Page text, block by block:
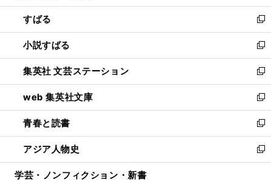
開
く
ウ
で
開
く
ン
ド
ウ
で
開
く
すばる
新
し
い
ウ
ィ
ン
ド
ウ
で
開
く
小説すばる
新
し
い
ウ
ィ
ン
ド
ウ
で
開
集英社 文芸ステーション
新
し
い
ウ
ィ
ン
ド
ウ
web 集英社文庫
新
し
い
ウ
ィ
ン
青春と読書
新
し
い
ウ
アジア人物史
新
し
学芸・ノンフィクション・新書